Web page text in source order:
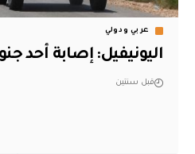
عربي ودولي
اليونيفيل: إصابة أحد
قبل سنتين